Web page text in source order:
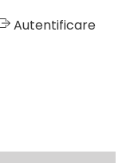
Autentificare